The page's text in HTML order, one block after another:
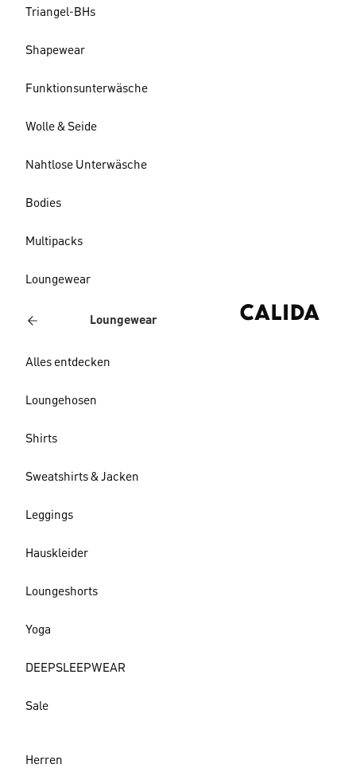
Triangel-BHs
Shapewear
Funktionsunterwäsche
Wolle & Seide
Nahtlose Unterwäsche
Bodies
Multipacks
Loungewear
Loungewear
Alles entdecken
Loungehosen
Shirts
Sweatshirts & Jacken
Leggings
Hauskleider
Loungeshorts
Yoga
DEEPSLEEPWEAR
Sale
Herren